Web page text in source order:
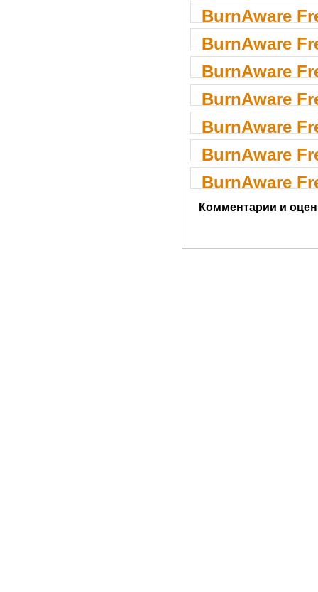
BurnAware
BurnAware
BurnAware
BurnAware
BurnAware
BurnAware
BurnAware
Комментарии и